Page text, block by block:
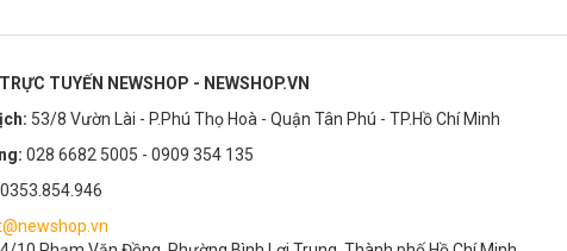
TUYẾN NEWSHOP - NEWSHOP.VN
53/8 Vườn Lài - P.Phú Thọ Hoà - Quận Tân Phú - TP.Hồ Chí Minh
028 6682 5005 - 0909 354 135
0353.854.946